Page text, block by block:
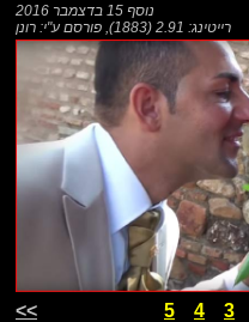
נוסף 15 בדצמבר 2016
רייטינג: 2.91 (1883)
פורסם ע"י: רונן
3
4
5
>>